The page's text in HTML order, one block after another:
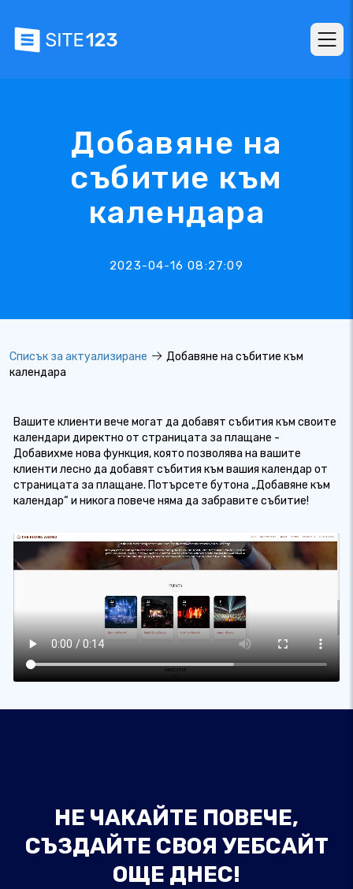
Добавяне на
събитие към
календара
2023-04-16 08:27:09
Списък за актуализиране
Добавяне на събитие към
календара
Вашите клиенти вече могат да добавят събития към своите
календари директно от страницата за плащане -
Добавихме нова функция, която позволява на вашите
клиенти лесно да добавят събития към вашия календар от
страницата за плащане. Потърсете бутона „Добавяне към
календар“ и никога повече няма да забравите събитие!
НЕ ЧАКАЙТЕ ПОВЕЧЕ,
СЪЗДАЙТЕ СВОЯ УЕБСАЙТ
ОЩЕ ДНЕС!